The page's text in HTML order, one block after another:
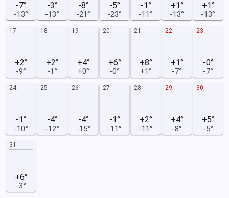
-7°
-13°
-3°
-13°
-8°
-21°
-5°
-23°
-1°
-11°
+1°
-13°
+1°
-13°
17
+2°
-9°
18
+2°
-1°
19
+4°
+0°
20
+6°
-0°
21
+8°
+1°
22
+1°
-7°
23
-0°
-7°
24
-1°
-10°
25
-4°
-12°
26
-4°
-15°
27
-1°
-11°
28
+2°
-11°
29
+4°
-8°
30
+5°
-5°
31
+6°
-3°